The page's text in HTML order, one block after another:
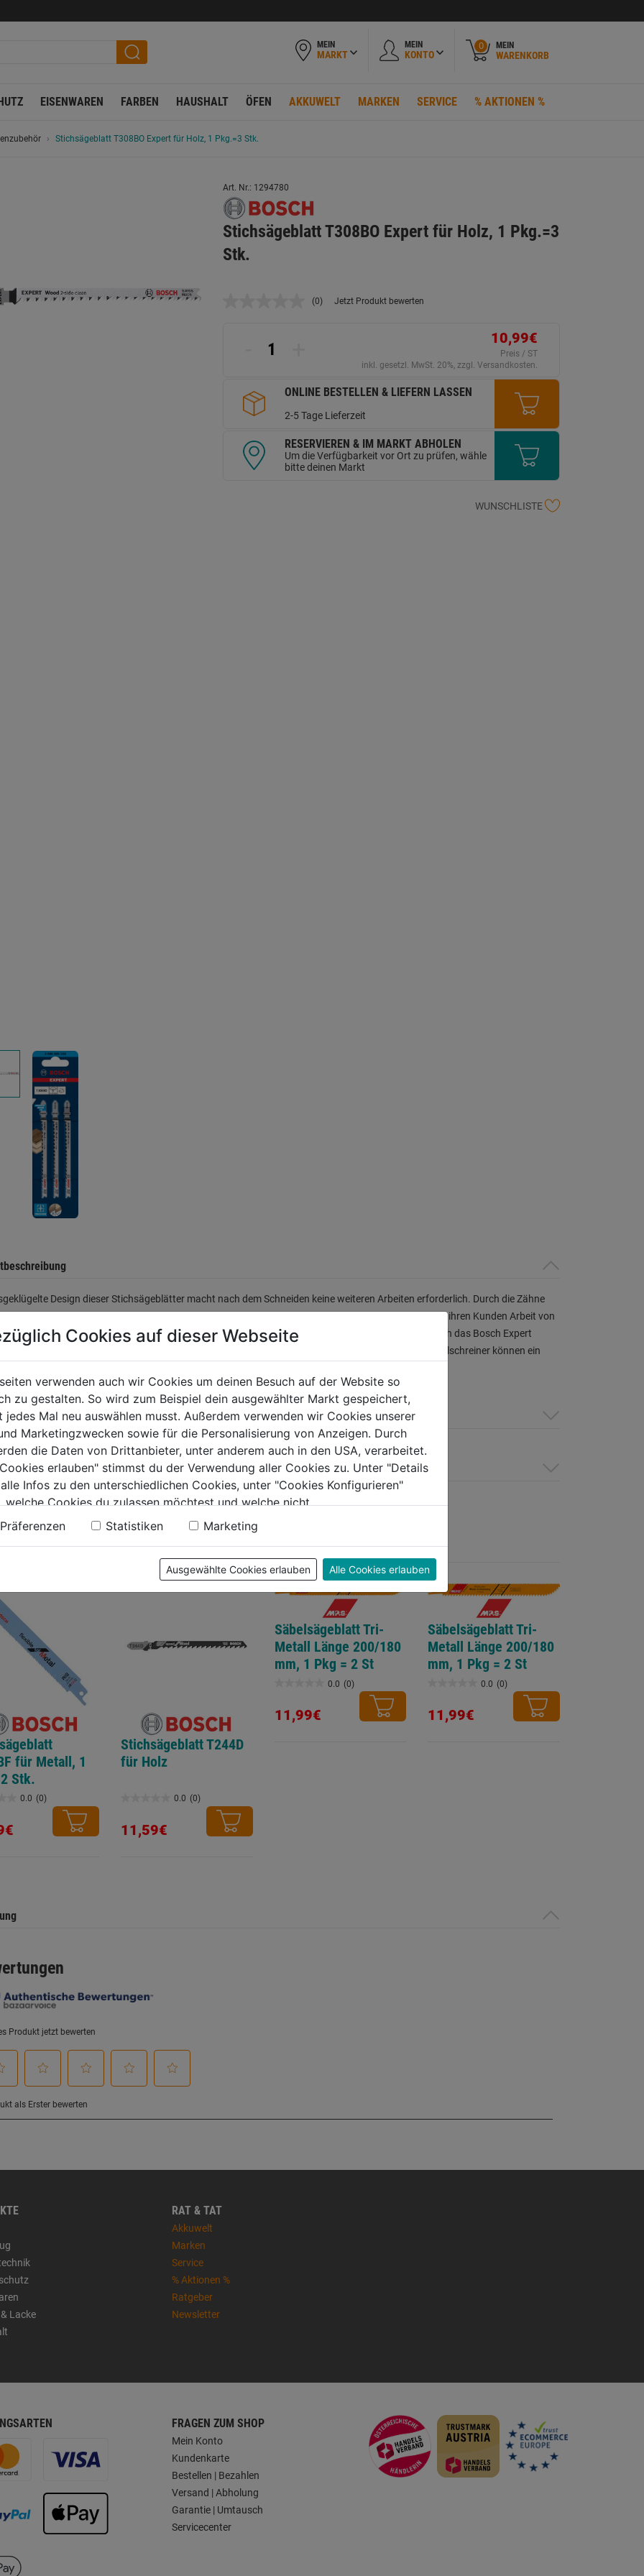
MEIN
MARKT
MEIN
KONTO
0 MEIN
WARENKORB
EISENWAREN FARBEN HAUSHALT ÖFEN AKKUWELT MARKEN SERVICE % AKTIONEN %
Stichsägeblatt T308BO Expert für Holz, 1 Pkg.=3 Stk.
Art. Nr.: 1294780
Stichsägeblatt T308BO Expert für Holz, 1 Pkg.=3
Stk.
Kein
(0) Jetzt Produkt bewerten
10,99€
Preis / ST
inkl. gesetzl. MwSt. 20%, zzgl. Versandkosten.
ONLINE BESTELLEN & LIEFERN LASSEN
2-5 Tage Lieferzeit
RESERVIEREN & IM MARKT ABHOLEN
Um die Verfügbarkeit vor Ort zu prüfen, wähle
bitte deinen Markt
WUNSCHLISTE
Design dieser Stichsägeblätter macht nach dem Schneiden keine weiteren Arbeiten erforderlich. Durch die Zähne
Ausreißen beim Aufwärts- und Abwärtshub vermieden. Dies ist perfekt für Profis, die Zeit sparen und ihren Kunden Arbeit von
Qualität bieten möchten. Mit seinen besonders scharfen, präzisionsgeschliffenen Zähnen eignet sich das Bosch Expert
2-side clean’ Stichsägeblatt gut zum Schneiden von Weichholz mit einer Dicke von bis zu 50 mm. Möbelschreiner können ein
PRODUKTE AUS DIESER KATEGORIE
für Metall, 1
Stk.
0.0 (0)
Stichsägeblatt T244D
für Holz
0.0 (0)
von
11,59€
Säbelsägeblatt Tri-
Metall Länge 200/180
mm, 1 Pkg = 2 St
0.0 (0)
von
11,99€
Säbelsägeblatt Tri-
Metall Länge 200/180
mm, 1 Pkg = 2 St
0.0 (0)
von
11,99€
Lacke
RAT & TAT
Akkuwelt
Marken
Service
% Aktionen %
Ratgeber
Newsletter
FRAGEN ZUM SHOP
Mein Konto
Kundenkarte
Bestellen | Bezahlen
Versand | Abholung
Garantie | Umtausch
Servicecenter
Cookies auf dieser Webseite
verwenden auch wir Cookies um deinen Besuch auf der Website so
zu gestalten. So wird zum Beispiel dein ausgewählter Markt gespeichert,
Mal neu auswählen musst. Außerdem verwenden wir Cookies unserer
Marketingzwecken sowie für die Personalisierung von Anzeigen. Durch
die Daten von Drittanbieter, unter anderem auch in den USA, verarbeitet.
erlauben" stimmst du der Verwendung aller Cookies zu. Unter "Details
Infos zu den unterschiedlichen Cookies, unter "Cookies Konfigurieren"
welche Cookies du zulassen möchtest und welche nicht.
findest du in unserer Datenschutzerklärung
Präferenzen Statistiken Marketing
Ausgewählte Cookies erlauben Alle Cookies erlauben